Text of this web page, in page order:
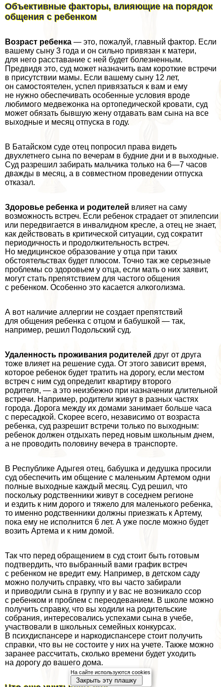
Объективные факторы, влияющие на порядок
общения с ребенком
Возраст ребенка — это, пожалуй, главный фактор. Если
вашему сыну 3 года и он сильно привязан к матери,
для него расставание с ней будет болезненным.
Предвидя это, суд может назначить вам короткие встречи
в присутствии мамы. Если вашему сыну 12 лет,
он самостоятелен, успел привязаться к вам и ему
не нужно обеспечивать особенные условия вроде
любимого медвежонка на ортопедической кровати, суд
может обязать бывшую жену отдавать вам сына на все
выходные и месяц отпуска в году.
В Батайском суде отец попросил права видеть
двухлетнего сына по вечерам в будние дни и в выходные.
Суд разрешил забирать мальчика только на 6—7 часов
дважды в месяц, а в совместном проведении отпуска
отказал.
Здоровье ребенка и родителей влияет на саму
возможность встреч. Если ребенок страдает от эпилепсии
или передвигается в инвалидном кресле, а отец не знает,
как действовать в критической ситуации, суд сократит
периодичность и продолжительность встреч.
Но медицинское образование у отца при таких
обстоятельствах будет плюсом. Точно так же серьезные
проблемы со здоровьем у отца, если мать о них заявит,
могут стать препятствием для частого общения
с ребенком. Особенно это касается алкоголизма.
А вот наличие аллергии не создает препятствий
для общения ребенка с отцом и бабушкой — так,
например, решил Подольский суд.
Удаленность проживания родителей друг от друга
тоже влияет на решение суда. От этого зависит время,
которое ребенок будет тратить на дорогу, если местом
встреч с ним суд определит квартиру второго
родителя, — а это неизбежно при назначении длительной
встречи. Например, родители живут в разных частях
города. Дорога между их домами занимает больше часа
с пересадкой. Скорее всего, независимо от возраста
ребенка, суд разрешит встречи только по выходным:
ребенок должен отдыхать перед новым школьным днем,
а не проводить половину вечера в трaнcпорте.
В Республике Адыгея отец, бабушка и дедушка просили
суд обеспечить им общение с маленьким Артемом одни
полные выходные каждый месяц. Суд решил, что
поскольку родственники живут в соседнем регионе
и ездить к ним дорого и тяжело для маленького ребенка,
то именно родственники должны приезжать к Артему,
пока ему не исполнится 6 лет. А уже после можно будет
возить Артема и к ним домой.
Так что перед обращением в суд стоит быть готовым
подтвердить, что выбранный вами график встреч
с ребенком не вредит ему. Например, в детском саду
можно получить справку, что вы часто забирали
и приводили сына в группу и у вас не возникало ссор
с ребенком и проблем с переодеванием. В школе можно
получить справку, что вы ходили на родительские
собрания, интересовались успехами сына в учебе,
участвовали в школьных семейных конкурсах.
В психдиспансере и наркодиспансере стоит получить
справки, что вы не состоите у них на учете. Также можно
заранее рассчитать, сколько времени будет уходить
на дорогу до вашего дома.
На сайте используются cookies
Закрыть эту плашку